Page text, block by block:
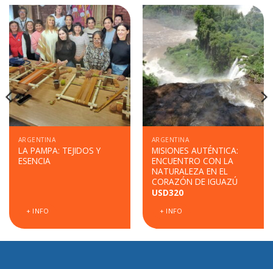
ARGENTINA
LA PAMPA: TEJIDOS Y
ESENCIA
+ INFO
ARGENTINA
MISIONES AUTÉNTICA:
ENCUENTRO CON LA
NATURALEZA EN EL
CORAZÓN DE IGUAZÚ
USD320
+ INFO